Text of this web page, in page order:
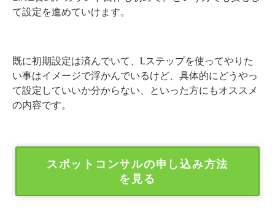
て設定を進めていけます。
既に初期設定は済んでいて、Lステップを使ってやりた
い事はイメージで浮かんでいるけど、具体的にどうやっ
て設定していいか分からない、といった方にもオススメ
の内容です。
スポットコンサルの申し込み方法
を見る